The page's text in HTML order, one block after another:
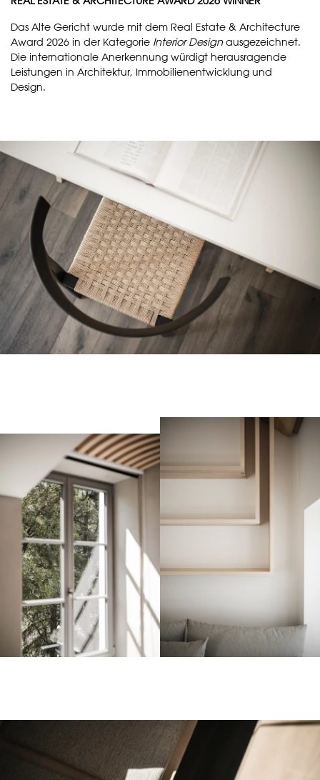
Das Alte Gericht wurde mit dem Real Estate & Architecture
Award 2026 in der Kategorie Interior Design ausgezeichnet.
Die internationale Anerkennung würdigt herausragende
Leistungen in Architektur, Immobilienentwicklung und
Design.